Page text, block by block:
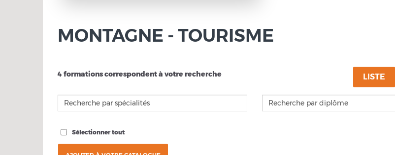
MONTAGNE - TOURISME
4 formations correspondent à votre recherche LISTE
Sélectionner tout